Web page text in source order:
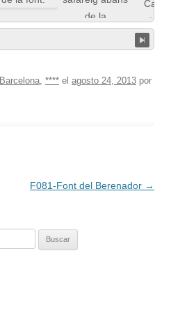
Barcelona, **** el agosto 24, 2013 por
F081-Font del Berenador →